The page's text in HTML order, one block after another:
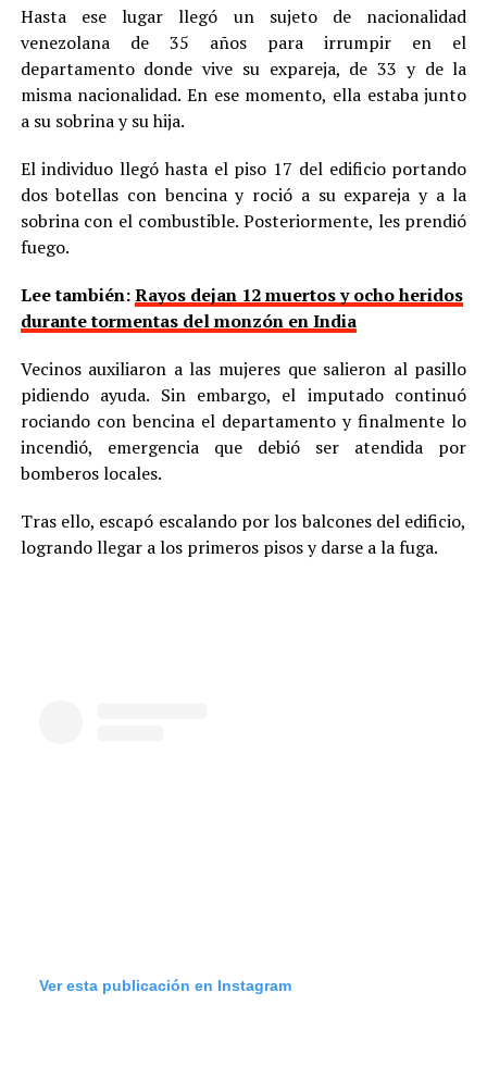
Hasta ese lugar llegó un sujeto de nacionalidad
venezolana de 35 años para irrumpir en el
departamento donde vive su expareja, de 33 y de la
misma nacionalidad. En ese momento, ella estaba junto
a su sobrina y su hija.
El individuo llegó hasta el piso 17 del edificio portando
dos botellas con bencina y roció a su expareja y a la
sobrina con el combustible. Posteriormente, les prendió
fuego.
Lee también:Rayos dejan 12 muertos y ocho heridos
durante tormentas del monzón en India
Vecinos auxiliaron a las mujeres que salieron al pasillo
pidiendo ayuda. Sin embargo, el imputado continuó
rociando con bencina el departamento y finalmente lo
incendió, emergencia que debió ser atendida por
bomberos locales.
Tras ello, escapó escalando por los balcones del edificio,
logrando llegar a los primeros pisos y darse a la fuga.
Ver esta publicación en Instagram